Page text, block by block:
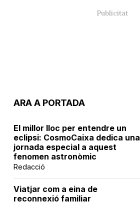
ARA A PORTADA
El millor lloc per entendre un
eclipsi: CosmoCaixa dedica una
jornada especial a aquest
fenomen astronòmic
Redacció
Viatjar com a eina de
reconnexió familiar